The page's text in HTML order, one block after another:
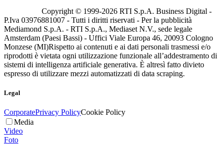
Copyright © 1999-2026 RTI S.p.A. Business Digital -
P.Iva 03976881007 - Tutti i diritti riservati - Per la pubblicità
Mediamond S.p.A. - RTI S.p.A., Mediaset N.V., sede legale
Amsterdam (Paesi Bassi) - Uffici Viale Europa 46, 20093 Cologno
Monzese (MI)Rispetto ai contenuti e ai dati personali trasmessi e/o
riprodotti è vietata ogni utilizzazione funzionale all’addestramento di
sistemi di intelligenza artificiale generativa. È altresì fatto divieto
espresso di utilizzare mezzi automatizzati di data scraping.
Legal
CorporatePrivacy PolicyCookie Policy
Media
Video
Foto